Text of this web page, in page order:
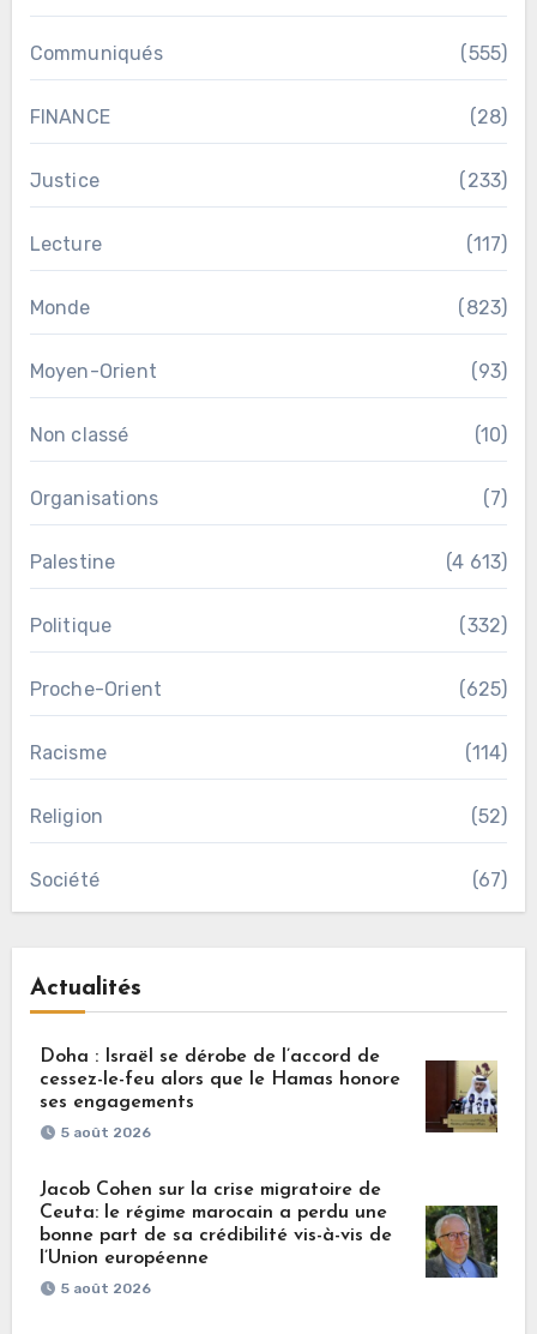
Communiqués (555)
FINANCE (28)
Justice (233)
Lecture (117)
Monde (823)
Moyen-Orient (93)
Non classé (10)
Organisations (7)
Palestine (4 613)
Politique (332)
Proche-Orient (625)
Racisme (114)
Religion (52)
Société (67)
Actualités
Doha : Israël se dérobe de l’accord de
cessez-le-feu alors que le Hamas honore
ses engagements
5 août 2026
Jacob Cohen sur la crise migratoire de
Ceuta: le régime marocain a perdu une
bonne part de sa crédibilité vis-à-vis de
l’Union européenne
5 août 2026